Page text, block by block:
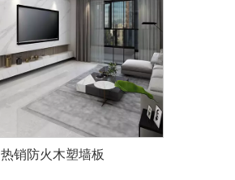
热销防火木塑墙板